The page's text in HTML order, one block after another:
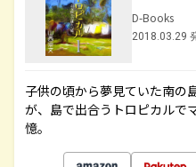
D-Books
2018.03.29
子供の頃から夢見ていた南の
が、島で出合うトロピカルで
憶。